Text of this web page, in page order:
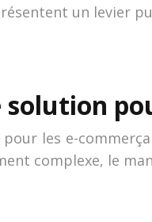
un levier
les e-
complexe, le